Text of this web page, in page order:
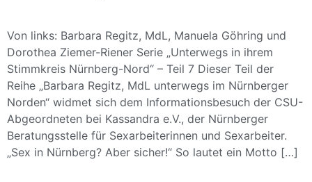
Von links: Barbara Regitz, MdL, Manuela Göhring und
Dorothea Ziemer-Riener Serie „Unterwegs in ihrem
Stimmkreis Nürnberg-Nord“ – Teil 7 Dieser Teil der
Reihe „Barbara Regitz, MdL unterwegs im Nürnberger
Norden“ widmet sich dem Informationsbesuch der CSU-
Abgeordneten bei Kassandra e.V., der Nürnberger
Beratungsstelle für Sexarbeiterinnen und Sexarbeiter.
„Sex in Nürnberg? Aber sicher!“ So lautet ein Motto […]